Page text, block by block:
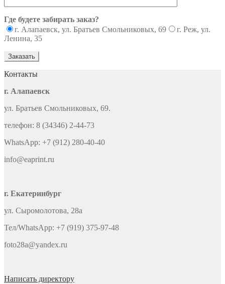
Где будете забирать заказ?
г. Алапаевск, ул. Братьев Смольниковых, 69
г. Реж, ул.
Ленина, 35
Контакты
г. Алапаевск
ул. Братьев Смольниковых, 69.
телефон: 8 (34346) 2-44-73
WhatsApp: +7 (912) 280-40-40
info@eaprint.ru
г. Екатеринбург
ул. Сыромолотова, 28а
Тел/WhatsApp: +7 (919) 375-97-48
foto28a@yandex.ru
Написать директору